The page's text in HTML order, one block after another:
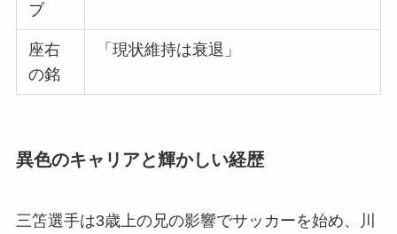
ブ
座右
の銘
「現状維持は衰退」
異色のキャリアと輝かしい経歴
三笘選手は3歳上の兄の影響でサッカーを始め、川